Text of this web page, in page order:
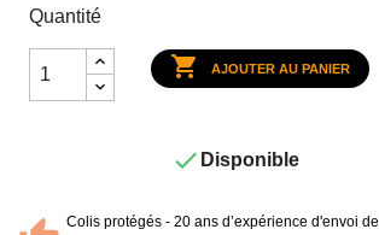
Quantité
 AJOUTER AU PANIER
 Disponible
Colis protégés - 20 ans d’expérience d'envoi de